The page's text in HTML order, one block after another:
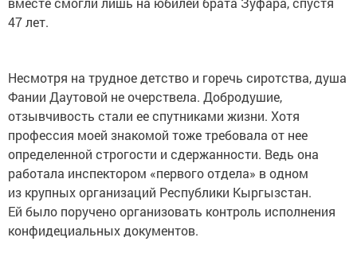
47 лет.
Несмотря на трудное детство и горечь сиротства, душа
Фании Даутовой не очерствела. Добродушие,
отзывчивость стали ее спутниками жизни. Хотя
профессия моей знакомой тоже требовала от нее
определенной строгости и сдержанности. Ведь она
работала инспектором «первого отдела» в одном
из крупных организаций Республики Кыргызстан.
Ей было поручено организовать контроль исполнения
конфидециальных документов.